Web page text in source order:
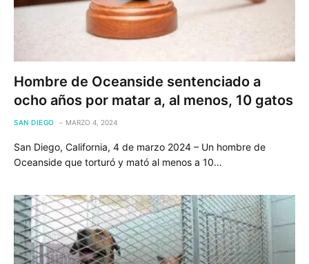
Hombre de Oceanside sentenciado a
ocho años por matar a, al menos, 10 gatos
SAN DIEGO MARZO 4, 2024
San Diego, California, 4 de marzo 2024 – Un hombre de
Oceanside que torturó y mató al menos a 10…